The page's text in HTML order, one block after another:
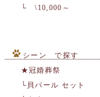
└ \10,000～
シーン で探す
★冠婚葬祭
└貝パール セット